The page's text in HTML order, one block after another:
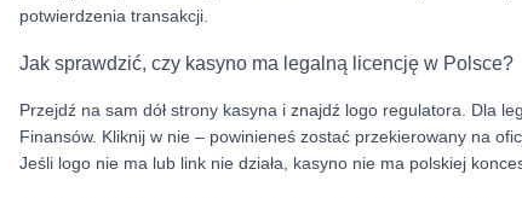
potwierdzenia transakcji.
Jak sprawdzić, czy kasyno ma legalną licencję w Polsce?
Przejdź na sam dół strony kasyna i znajdź logo regulatora. Dla
Finansów. Kliknij w nie – powinieneś zostać przekierowany na
Jeśli logo nie ma lub link nie działa, kasyno nie ma polskiej